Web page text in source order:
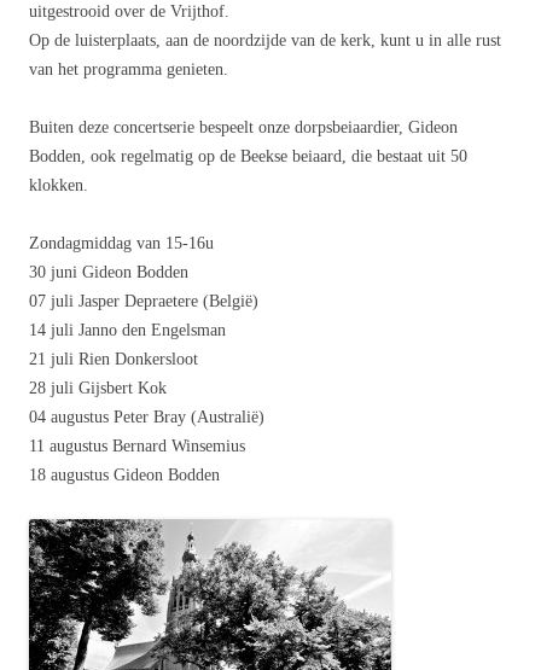
uitgestrooid over de Vrijthof.
Op de luisterplaats, aan de noordzijde van de kerk, kunt u in alle rust
van het programma genieten.
Buiten deze concertserie bespeelt onze dorpsbeiaardier, Gideon
Bodden, ook regelmatig op de Beekse beiaard, die bestaat uit 50
klokken.
Zondagmiddag van 15-16u
30 juni Gideon Bodden
07 juli Jasper Depraetere (België)
14 juli Janno den Engelsman
21 juli Rien Donkersloot
28 juli Gijsbert Kok
04 augustus Peter Bray (Australië)
11 augustus Bernard Winsemius
18 augustus Gideon Bodden